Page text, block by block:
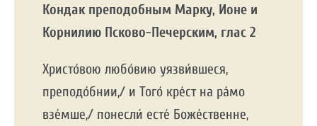
Кондак преподобным Марку, Ионе и
Корнилию Псково-Печерским, глас 2
Христо́вою любо́вию уязви́вшеся,
преподо́бнии,/ и Того́ кре́ст на ра́мо
взе́мше,/ понесли́ есте́ Боже́ственне,